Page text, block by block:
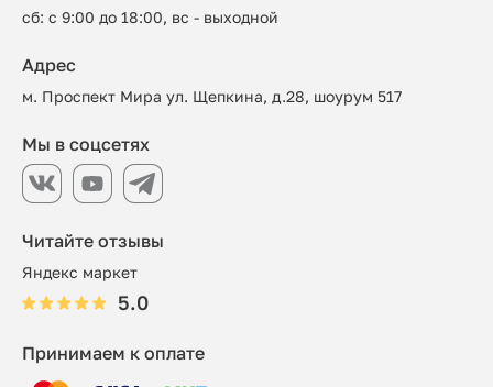
сб: с 9:00 до 18:00, вс - выходной
Читайте отзывы
Яндекс маркет
5.0
Адрес
м. Проспект Мира ул. Щепкина, д.28, шоурум 517
Принимаем к оплате
Мы в соцсетях